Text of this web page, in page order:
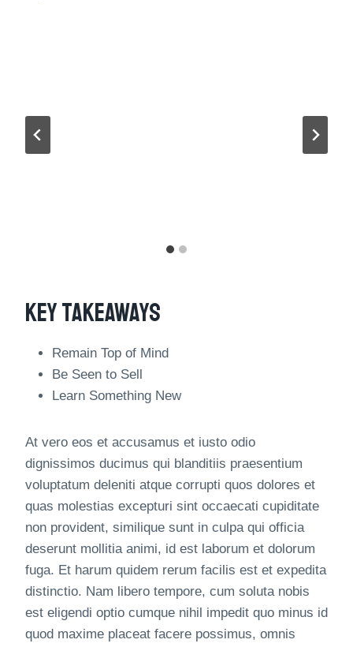
Key Takeaways
Remain Top of Mind
Be Seen to Sell
Learn Something New
At vero eos et accusamus et iusto odio
dignissimos ducimus qui blanditiis praesentium
voluptatum deleniti atque corrupti quos dolores et
quas molestias excepturi sint occaecati cupiditate
non provident, similique sunt in culpa qui officia
deserunt mollitia animi, id est laborum et dolorum
fuga. Et harum quidem rerum facilis est et expedita
distinctio. Nam libero tempore, cum soluta nobis
est eligendi optio cumque nihil impedit quo minus id
quod maxime placeat facere possimus, omnis